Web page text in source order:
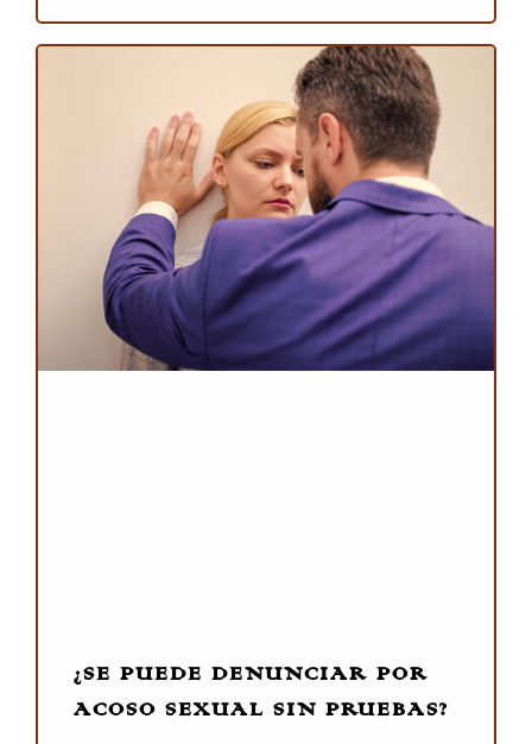
¿SE PUEDE DENUNCIAR POR
ACOSO SEXUAL SIN PRUEBAS?